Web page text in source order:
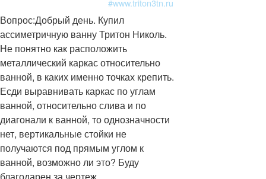
#www.triton3tn.ru
Вопрос:Добрый день. Купил
ассиметричную ванну Тритон Николь.
Не понятно как расположить
металлический каркас относительно
ванной, в каких именно точках крепить.
Есди выравнивать каркас по углам
ванной, относительно слива и по
диагонали к ванной, то однозначности
нет, вертикальные стойки не
получаются под прямым углом к
ванной, возможно ли это? Буду